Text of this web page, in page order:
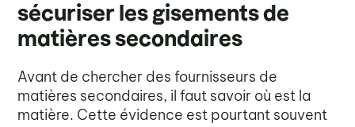
sécuriser les gisements de
matières secondaires
Avant de chercher des fournisseurs de
matières secondaires, il faut savoir où est la
matière. Cette évidence est pourtant souvent